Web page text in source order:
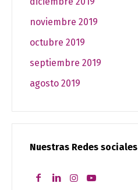
noviembre 2019
octubre 2019
septiembre 2019
agosto 2019
Nuestras Redes sociales